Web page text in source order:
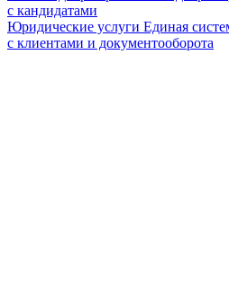
с кандидатами
Юридические услуги Единая
с клиентами и документооборота